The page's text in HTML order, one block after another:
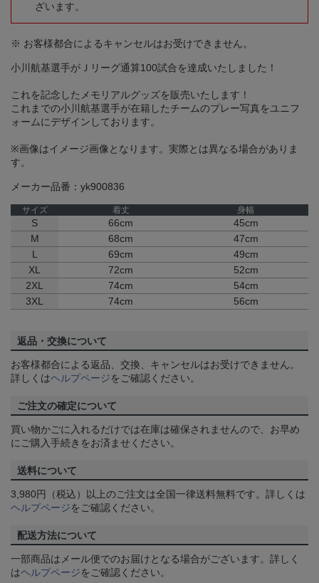
ざいます。
※ お客様都合によるキャンセルはお受けできません。
小川航基選手がＪリーグ通算100試合を達成いたしました！
これを記念したメモリアルグッズを販売いたします！
これまでの小川航基選手が在籍したチームのプレー写真をユニフ
ォームにデザインしております。
※画像はイメージ画像となります。実際とは異なる場合がありま
す。
メーカー品番：yk900836
サイズ 着丈 身幅
S 66cm
45cm
M
68cm
47cm
L
69cm
49cm
XL
72cm
52cm
2XL
74cm
54cm
3XL
74cm 56cm
返品・交換について
お客様都合による返品、交換、キャンセルはお受けできません。
詳しくはヘルプページをご確認ください。
ご注文の確定について
買い物かごに入れるだけでは在庫は確保されませんので、お早め
にご購入手続きをお済ませください。
送料について
3,980円（税込）以上のご注文は全国一律送料無料です。詳しくは
ヘルプページをご確認ください。
配送方法について
一部商品はメール便でのお届けとなる場合がございます。詳しく
はヘルプページをご確認ください。